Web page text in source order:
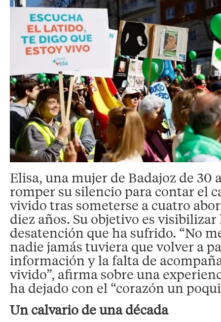
Elisa, una mujer de Badajoz de 30
romper su silencio para contar el
vivido tras someterse a cuatro
diez años. Su objetivo es visibilizar
desatención que ha sufrido. “No
nadie jamás tuviera que volver a
información y la falta de
vivido”, afirma sobre una
ha dejado con el “corazón un
Un calvario de una década